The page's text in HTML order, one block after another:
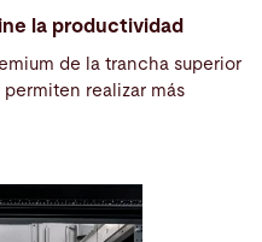
la productividad
de la trancha superior
realizar más